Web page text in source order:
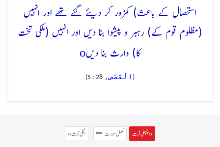
استحصال کے باعث) کمزور کر دیئے گئے تھے اور انہیں
(مظلوم قوم کے) رہبر و پیشوا بنا دیں اور انہیں (ملکی تخت
کا) وارث بنا دیںo
( الْقَصَص، 28 : 5)
پچھلی آیت » مکمل سورت « اگلی آیت